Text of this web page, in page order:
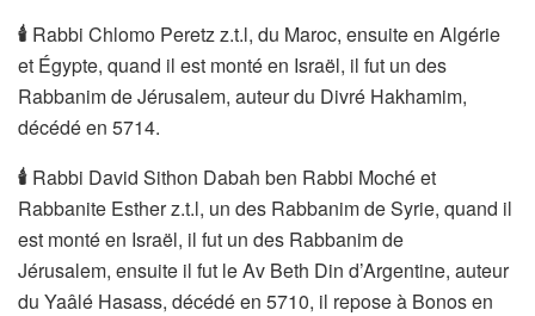
🕯 ️Rabbi Chlomo Peretz z.t.l, du Maroc, ensuite en Algérie
et Égypte, quand il est monté en Israël, il fut un des
Rabbanim de Jérusalem, auteur du Divré Hakhamim,
décédé en 5714.
🕯 ️Rabbi David Sithon Dabah ben Rabbi Moché et
Rabbanite Esther z.t.l, un des Rabbanim de Syrie, quand il
est monté en Israël, il fut un des Rabbanim de
Jérusalem, ensuite il fut le Av Beth Din d’Argentine, auteur
du Yaâlé Hasass, décédé en 5710, il repose à Bonos en